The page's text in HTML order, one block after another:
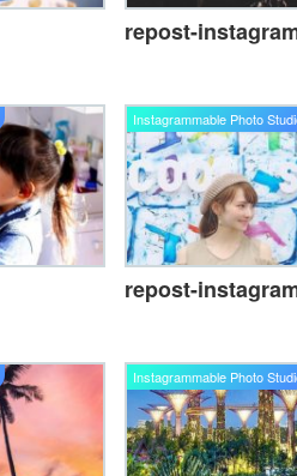
repost-
Instagrammable Photo
repost-
Instagrammable Photo